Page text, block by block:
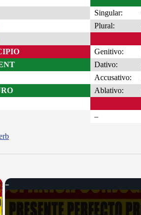
Singular:
Plural:
Genitivo:
Dativo:
Accusativo:
Ablativo:
–